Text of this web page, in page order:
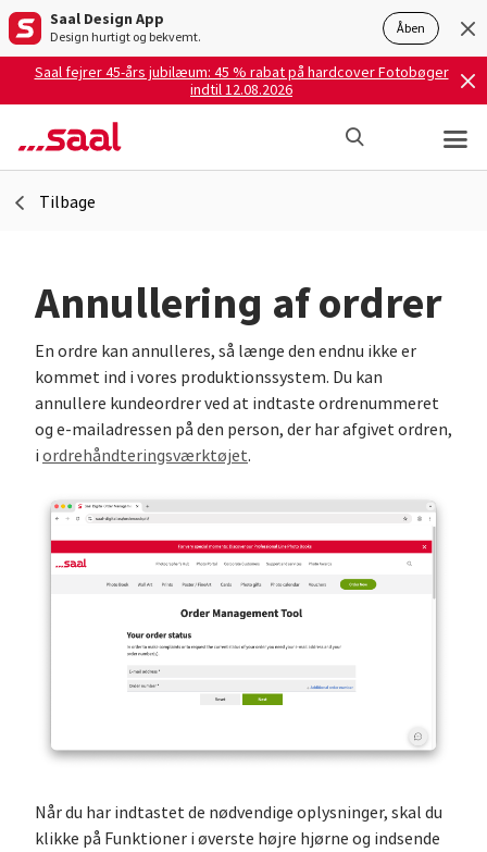
Saal Design App
Design hurtigt og bekvemt. Åben
Saal fejrer 45-års jubilæum: 45 % rabat på hardcover Fotobøger
indtil 12.08.2026
Tilbage
Annullering af ordrer
En ordre kan annulleres, så længe den endnu ikke er
kommet ind i vores produktionssystem. Du kan
annullere kundeordrer ved at indtaste ordrenummeret
og e-mailadressen på den person, der har afgivet ordren,
i ordrehåndteringsværktøjet.
Når du har indtastet de nødvendige oplysninger, skal du
klikke på Funktioner i øverste højre hjørne og indsende